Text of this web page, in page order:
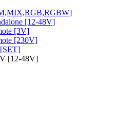
[12-48V]
[3V]
[230V]
[12-48V]